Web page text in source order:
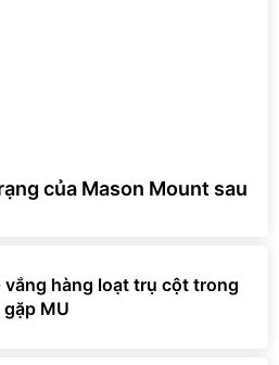
của Mason Mount sau
vắng hàng loạt trụ cột trong
MU